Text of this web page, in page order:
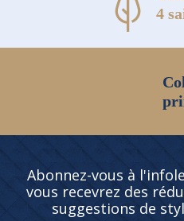
4
Abonnez-vous à
vous recevrez des
suggestions de